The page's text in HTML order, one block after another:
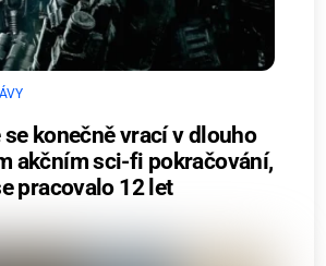
konečně vrací v dlouho
akčním sci-fi pokračování,
pracovalo 12 let